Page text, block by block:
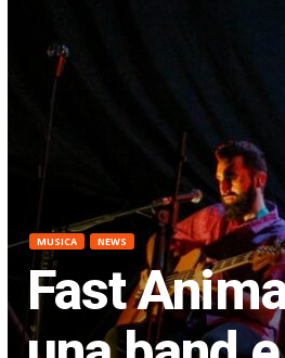
MUSICA NEWS
Fast